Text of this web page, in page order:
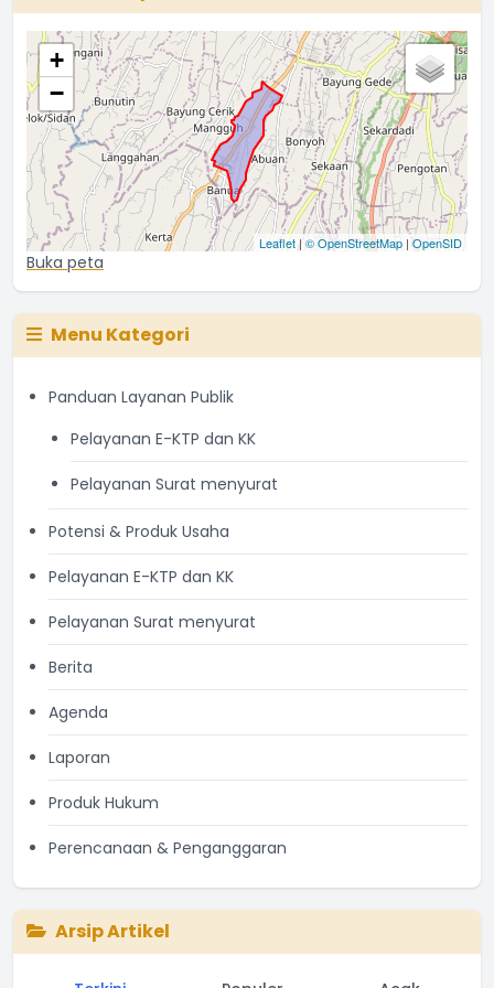
+
−
Leaflet | © OpenStreetMap | OpenSID
Buka peta
Menu Kategori
Panduan Layanan Publik
Pelayanan E-KTP dan KK
Pelayanan Surat menyurat
Potensi & Produk Usaha
Pelayanan E-KTP dan KK
Pelayanan Surat menyurat
Berita
Agenda
Laporan
Produk Hukum
Perencanaan & Penganggaran
Arsip Artikel